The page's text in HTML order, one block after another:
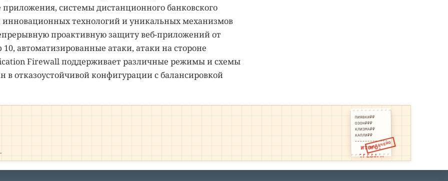
системы дистанционного банковского
технологий и уникальных механизмов
проактивную защиту веб-приложений от
автоматизированные атаки, атаки на стороне
Firewall поддерживает различные режимы и схемы
в отказоустойчивой конфигурации с балансировкой
ПИЯВКИ₽₽
ОЗОН₽₽₽
КЛИЗМА₽₽
КАПЛИ₽₽
ИТОГО:
ТРЕВОГА
ОПЛАЧЕНО